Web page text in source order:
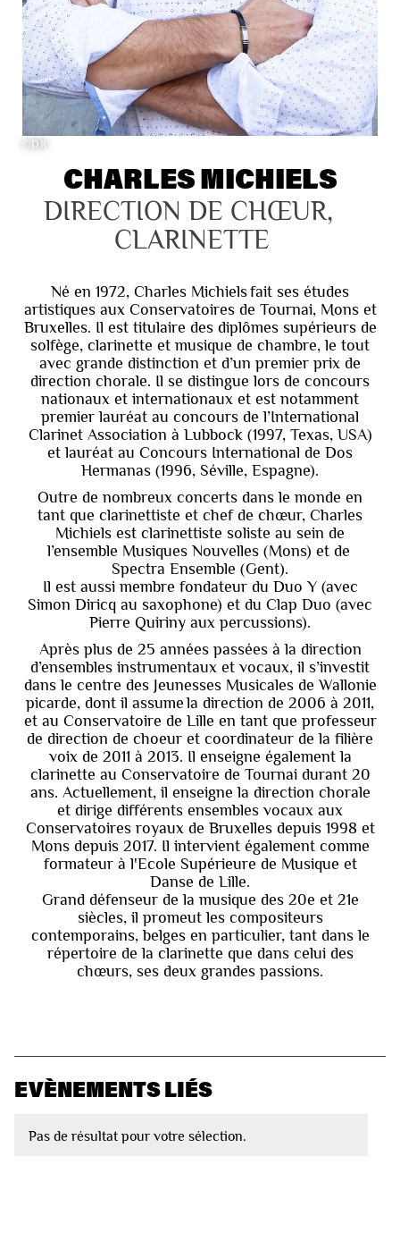
©DR
CHARLES MICHIELS
DIRECTION DE CHŒUR,
CLARINETTE
Né en 1972, Charles Michiels fait ses études
artistiques aux Conservatoires de Tournai, Mons et
Bruxelles. Il est titulaire des diplômes supérieurs de
solfège, clarinette et musique de chambre, le tout
avec grande distinction et d’un premier prix de
direction chorale. Il se distingue lors de concours
nationaux et internationaux et est notamment
premier lauréat au concours de l’International
Clarinet Association à Lubbock (1997, Texas, USA)
et lauréat au Concours International de Dos
Hermanas (1996, Séville, Espagne).
Outre de nombreux concerts dans le monde en
tant que clarinettiste et chef de chœur, Charles
Michiels est clarinettiste soliste au sein de
l’ensemble Musiques Nouvelles (Mons) et de
Spectra Ensemble (Gent).
Il est aussi membre fondateur du Duo Y (avec
Simon Diricq au saxophone) et du Clap Duo (avec
Pierre Quiriny aux percussions).
Après plus de 25 années passées à la direction
d’ensembles instrumentaux et vocaux, il s’investit
dans le centre des Jeunesses Musicales de Wallonie
picarde, dont il assume la direction de 2006 à 2011,
et au Conservatoire de Lille en tant que professeur
de direction de choeur et coordinateur de la filière
voix de 2011 à 2013. Il enseigne également la
clarinette au Conservatoire de Tournai durant 20
ans. Actuellement, il enseigne la direction chorale
et dirige différents ensembles vocaux aux
Conservatoires royaux de Bruxelles depuis 1998 et
Mons depuis 2017. Il intervient également comme
formateur à l'Ecole Supérieure de Musique et
Danse de Lille.
Grand défenseur de la musique des 20e et 21e
siècles, il promeut les compositeurs
contemporains, belges en particulier, tant dans le
répertoire de la clarinette que dans celui des
chœurs, ses deux grandes passions.
EVÈNEMENTS LIÉS
Pas de résultat pour votre sélection.